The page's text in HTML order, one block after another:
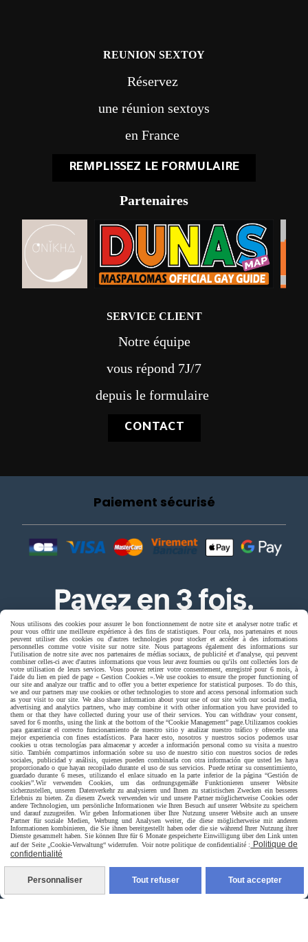
REUNION SEXTOY
Réservez
une réunion sextoys
en France
REMPLISSEZ LE FORMULAIRE
Partenaires
SERVICE CLIENT
Notre équipe
vous répond 7J/7
depuis le formulaire
CONTACT
Paiement sécurisé
Livraison rapide
livraison à domicile France et union europeen
Nous utilisons des cookies pour assurer le bon fonctionnement de notre site et analyser notre trafic et
pour vous offrir une meilleure expérience à des fins de statistiques. Pour cela, nos partenaires et nous
peuvent utiliser des cookies ou d'autres technologies pour stocker et accéder à des informations
personnelles comme votre visite sur notre site. Nous partageons également des informations sur
l'utilisation de notre site avec nos partenaires de médias sociaux, de publicité et d'analyse, qui peuvent
combiner celles-ci avec d'autres informations que vous leur avez fournies ou qu'ils ont collectées lors de
votre utilisation de leurs services. Vous pouvez retirer votre consentement, enregistré pour 6 mois, à
l'aide du lien en pied de page « Gestion Cookies ». We use cookies to ensure the proper functioning of
our site and analyze our traffic and to offer you a better experience for statistical purposes. To do this,
we and our partners may use cookies or other technologies to store and access personal information such
as your visit to our site. We also share information about your use of our site with our social media,
advertising and analytics partners, who may combine it with other information you have provided to
them or that they have collected during your use of their services. You can withdraw your consent,
saved for 6 months, using the link at the bottom of the “Cookie Management” page. Utilizamos cookies
para garantizar el correcto funcionamiento de nuestro sitio y analizar nuestro tráfico y ofrecerle una
mejor experiencia con fines estadísticos. Para hacer esto, nosotros y nuestros socios podemos usar
cookies u otras tecnologías para almacenar y acceder a información personal como su visita a nuestro
sitio. También compartimos información sobre su uso de nuestro sitio con nuestros socios de redes
sociales, publicidad y análisis, quienes pueden combinarla con otra información que usted les haya
proporcionado o que hayan recopilado durante el uso de sus servicios. Puede retirar su consentimiento,
guardado durante 6 meses, utilizando el enlace situado en la parte inferior de la página “Gestión de
cookies”. Wir verwenden Cookies, um das ordnungsgemäße Funktionieren unserer Website
sicherzustellen, unseren Datenverkehr zu analysieren und Ihnen zu statistischen Zwecken ein besseres
Erlebnis zu bieten. Zu diesem Zweck verwenden wir und unsere Partner möglicherweise Cookies oder
andere Technologien, um persönliche Informationen wie Ihren Besuch auf unserer Website zu speichern
und darauf zuzugreifen. Wir geben Informationen über Ihre Nutzung unserer Website auch an unsere
Partner für soziale Medien, Werbung und Analysen weiter, die diese möglicherweise mit anderen
Informationen kombinieren, die Sie ihnen bereitgestellt haben oder die sie während Ihrer Nutzung ihrer
Dienste gesammelt haben. Sie können Ihre für 6 Monate gespeicherte Einwilligung über den Link unten
auf der Seite „Cookie-Verwaltung“ widerrufen. Voir notre politique de confidentialité :
Politique de
confidentialité
Personnaliser Tout refuser Tout accepter